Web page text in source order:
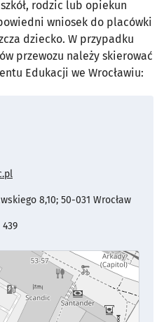
rodzic lub opiekun
wniosek do placówki
dziecko. W przypadku
przewozu należy skierować
Edukacji we Wrocławiu:
8,10; 50-031 Wrocław